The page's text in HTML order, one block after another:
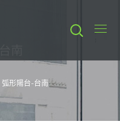
弧形陽台-台南